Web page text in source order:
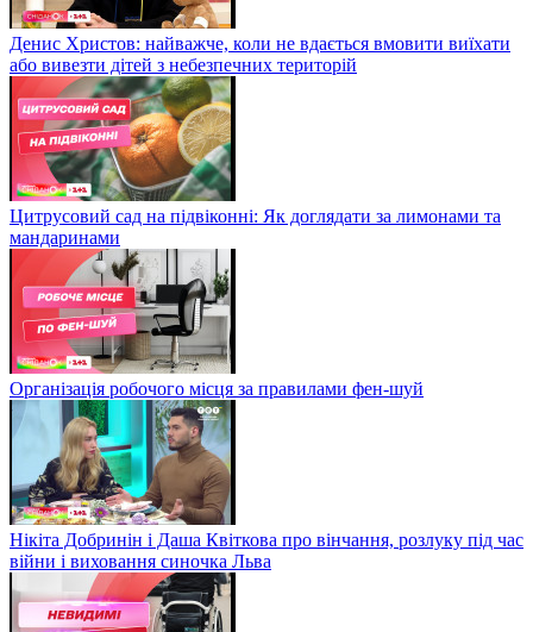
Денис Христов: найважче, коли не вдається вмовити виїхати
або вивезти дітей з небезпечних територій
Цитрусовий сад на підвіконні: Як доглядати за лимонами та
мандаринами
Організація робочого місця за правилами фен-шуй
Нікіта Добринін і Даша Квіткова про вінчання, розлуку під час
війни і виховання синочка Льва